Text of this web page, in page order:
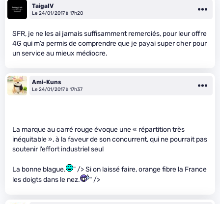
TaigaIV
Le 24/01/2017 à 17h20
SFR, je ne les ai jamais suffisamment remerciés, pour leur offre
4G qui m’a permis de comprendre que je payai super cher pour
un service au mieux médiocre.
Ami-Kuns
Le 24/01/2017 à 17h37
La marque au carré rouge évoque une « répartition très
inéquitable », à la faveur de son concurrent, qui ne pourrait pas
soutenir l’effort industriel seul
La bonne blague.
" /> Si on laissé faire, orange fibre la France
les doigts dans le nez.
" />